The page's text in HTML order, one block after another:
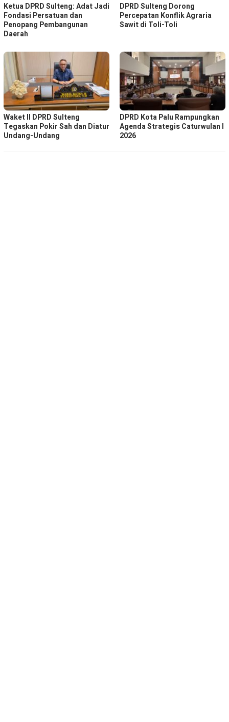
Ketua DPRD Sulteng: Adat Jadi
Fondasi Persatuan dan
Penopang Pembangunan
Daerah
DPRD Sulteng Dorong
Percepatan Konflik Agraria
Sawit di Toli-Toli
Waket ll DPRD Sulteng
Tegaskan Pokir Sah dan Diatur
Undang-Undang
DPRD Kota Palu Rampungkan
Agenda Strategis Caturwulan I
2026